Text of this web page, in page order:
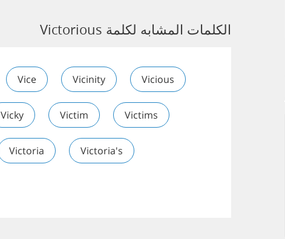
الكلمات المشابه لكلمة Victorious
Vice Vicinity Vicious
Vicky Victim Victims
Victoria Victoria's